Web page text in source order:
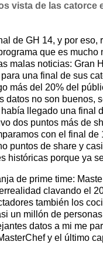
vista de las catorce
de GH 14, y por eso,
que es mucho
malas noticias: Gran
una final de sus
más del 20% del
datos no son buenos,
llegado una final
dos puntos más de
con el final de
puntos de share y
históricas porque ya
de prime time:
clavando el
también los
un millón de
datos a mi me
y el último